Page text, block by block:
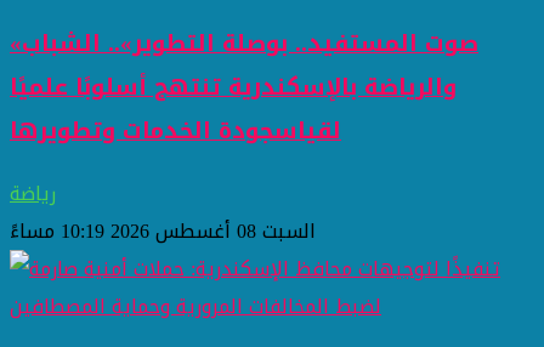
«صوت المستفيد.. بوصلة التطوير».. الشباب
والرياضة بالإسكندرية تنتهج أسلوبًا علميًا
لقياسجودة الخدمات وتطويرها
رياضة
السبت 08 أغسطس 2026 10:19 مساءً